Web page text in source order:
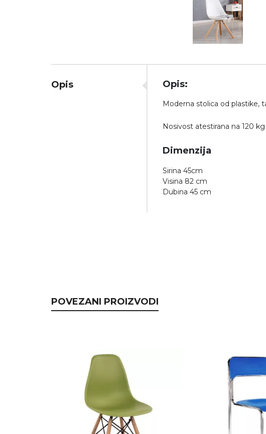
Opis Opis:
Moderna stolica od plastike,
Nosivost atestirana na 120 kg
Dimenzija
Sirina 45cm
Visina 82 cm
Dubina 45 cm
POVEZANI PROIZVODI